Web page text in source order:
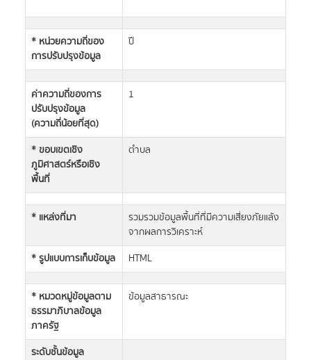
* หน่วยความถี่ของ
การปรับปรุงข้อมูล
ปี
ค่าความถี่ของการ
ปรับปรุงข้อมูล
(ความถี่น้อยที่สุด)
1
* ขอบเขตเชิง
ภูมิศาสตร์หรือเชิง
พื้นที่
ตำบล
* แหล่งที่มา
รวมรวมข้อมูลพื้นที่ที่มีความเสี่ยงภัยแล้ง
จากผลการวิเคราะห์
* รูปแบบการเก็บข้อมูล
HTML
* หมวดหมู่ข้อมูลตาม
ธรรมาภิบาลข้อมูล
ภาครัฐ
ข้อมูลสาธารณะ
ระดับชั้นข้อมูล